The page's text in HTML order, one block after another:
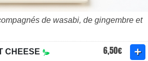
de wasabi, de gingembre et
CHEESE 6,50€